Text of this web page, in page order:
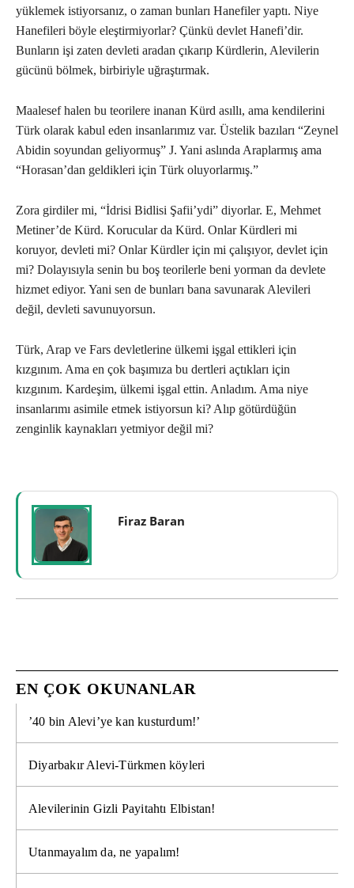
yüklemek istiyorsanız, o zaman bunları Hanefiler yaptı. Niye
Hanefileri böyle eleştirmiyorlar? Çünkü devlet Hanefi’dir.
Bunların işi zaten devleti aradan çıkarıp Kürdlerin, Alevilerin
gücünü bölmek, birbiriyle uğraştırmak.
Maalesef halen bu teorilere inanan Kürd asıllı, ama kendilerini
Türk olarak kabul eden insanlarımız var. Üstelik bazıları “Zeynel
Abidin soyundan geliyormuş” J. Yani aslında Araplarmış ama
“Horasan’dan geldikleri için Türk oluyorlarmış.”
Zora girdiler mi, “İdrisi Bidlisi Şafii’ydi” diyorlar. E, Mehmet
Metiner’de Kürd. Korucular da Kürd. Onlar Kürdleri mi
koruyor, devleti mi? Onlar Kürdler için mi çalışıyor, devlet için
mi? Dolayısıyla senin bu boş teorilerle beni yorman da devlete
hizmet ediyor. Yani sen de bunları bana savunarak Alevileri
değil, devleti savunuyorsun.
Türk, Arap ve Fars devletlerine ülkemi işgal ettikleri için
kızgınım. Ama en çok başımıza bu dertleri açtıkları için
kızgınım. Kardeşim, ülkemi işgal ettin. Anladım. Ama niye
insanlarımı asimile etmek istiyorsun ki? Alıp götürdüğün
zenginlik kaynakları yetmiyor değil mi?
Firaz Baran
EN ÇOK OKUNANLAR
’40 bin Alevi’ye kan kusturdum!’
Diyarbakır Alevi-Türkmen köyleri
Alevilerinin Gizli Payitahtı Elbistan!
Utanmayalım da, ne yapalım!